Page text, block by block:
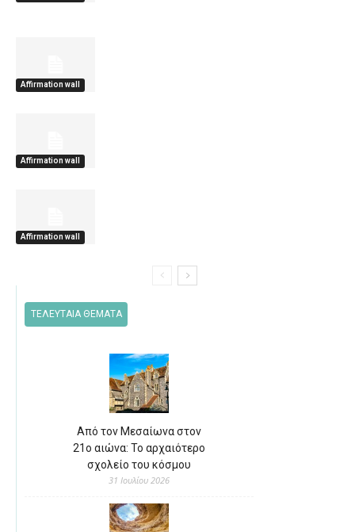
Affirmation wall
Affirmation wall
Affirmation wall
ΤΕΛΕΥΤΑΙΑ ΘΕΜΑΤΑ
Από τον Μεσαίωνα στον
21ο αιώνα: Το αρχαιότερο
σχολείο του κόσμου
31 Ιουλίου 2026